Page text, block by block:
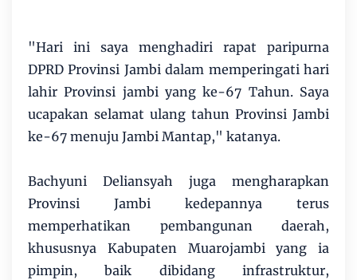
"Hari ini saya menghadiri rapat paripurna
DPRD Provinsi Jambi dalam memperingati hari
lahir Provinsi jambi yang ke-67 Tahun. Saya
ucapakan selamat ulang tahun Provinsi Jambi
ke-67 menuju Jambi Mantap," katanya.
Bachyuni Deliansyah juga mengharapkan
Provinsi Jambi kedepannya terus
memperhatikan pembangunan daerah,
khususnya Kabupaten Muarojambi yang ia
pimpin, baik dibidang infrastruktur,